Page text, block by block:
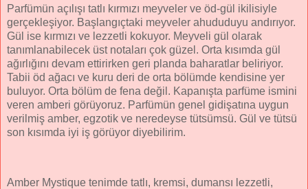
Parfümün açılışı tatlı kırmızı meyveler ve öd-gül ikilisiyle
gerçekleşiyor. Başlangıçtaki meyveler ahududuyu andırıyor.
Gül ise kırmızı ve lezzetli kokuyor. Meyveli gül olarak
tanımlanabilecek üst notaları çok güzel. Orta kısımda gül
ağırlığını devam ettirirken geri planda baharatlar beliriyor.
Tabii öd ağacı ve kuru deri de orta bölümde kendisine yer
buluyor. Orta bölüm de fena değil. Kapanışta parfüme ismini
veren amberi görüyoruz. Parfümün genel gidişatına uygun
verilmiş amber, egzotik ve neredeyse tütsümsü. Gül ve tütsü
son kısımda iyi iş görüyor diyebilirim.
Amber Mystique tenimde tatlı, kremsi, dumansı lezzetli,